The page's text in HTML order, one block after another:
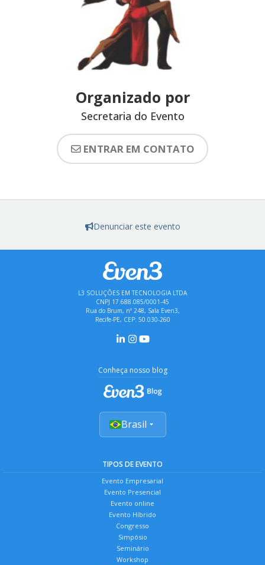
Organizado por
Secretaria do Evento
ENTRAR EM CONTATO
Denunciar este evento
L3 SOLUÇÕES EM TECNOLOGIA LTDA
CNPJ 17.688.085/0001-45
Rua do Brum, nº 248, Sala Even3,
Recife-PE, CEP: 50.030-260
Conheça nosso blog
Brasil
TIPOS DE EVENTO
Evento Empresarial
Evento Presencial
Evento online
Evento Híbrido
Congresso
Simpósio
Seminário
Workshop